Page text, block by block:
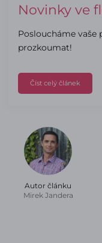
Novinky ve
Posloucháme vaše
prozkoumat!
Číst celý článek
Autor článku
Mirek Jandera